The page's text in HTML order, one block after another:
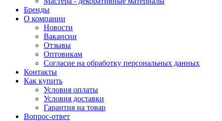
Бренды
О компании
Новости
Вакансии
Отзывы
Оптовикам
Cогласие на обработку персональных данных
Контакты
Как купить
Условия оплаты
Условия доставки
Гарантия на товар
Вопрос-ответ